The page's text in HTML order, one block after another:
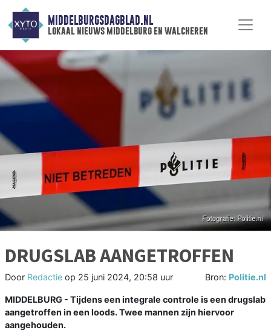
MIDDELBURGSDAGBLAD.NL
lokaal nieuws middelburg en walcheren
DRUGSLAB AANGETROFFEN
Door Redactie op 25 juni 2024, 20:58 uur Bron: Politie.nl
MIDDELBURG - Tijdens een integrale controle is een drugslab
aangetroffen in een loods. Twee mannen zijn hiervoor
aangehouden.